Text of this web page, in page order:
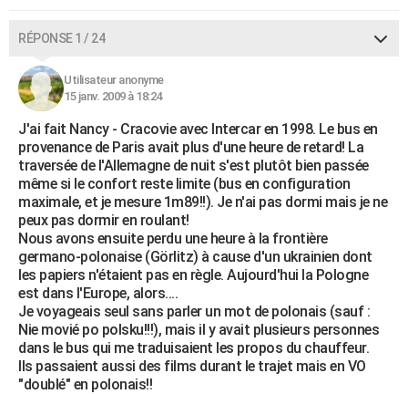
Dictionnaire
Biographies
Citations
Expressions
Proverbes
PROGRAMME TV
COPAINS D'AVANT
S'inscrire
Se connecter
Lycées
Collèges
Primaires
Universités
Entreprises
Service militaire
Avis de recherche
AVIS DE DÉCÈS
FORUM
Bricolage
Lifestyle
Culture
Sport
Auto
Television
Voyage
Cinema
RÉPONSE 1 / 24
Utilisateur anonyme
15 janv. 2009 à 18:24
J'ai fait Nancy - Cracovie avec Intercar en 1998. Le bus en
provenance de Paris avait plus d'une heure de retard! La
traversée de l'Allemagne de nuit s'est plutôt bien passée
même si le confort reste limite (bus en configuration
maximale, et je mesure 1m89!!). Je n'ai pas dormi mais je ne
peux pas dormir en roulant!
Nous avons ensuite perdu une heure à la frontière
germano-polonaise (Görlitz) à cause d'un ukrainien dont
les papiers n'étaient pas en règle. Aujourd'hui la Pologne
est dans l'Europe, alors....
Je voyageais seul sans parler un mot de polonais (sauf :
Nie movié po polsku!!!), mais il y avait plusieurs personnes
dans le bus qui me traduisaient les propos du chauffeur.
Ils passaient aussi des films durant le trajet mais en VO
"doublé" en polonais!!